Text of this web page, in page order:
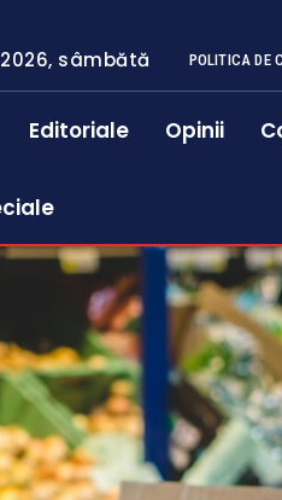
sâmbătă POLITICA DE
Editoriale Opinii